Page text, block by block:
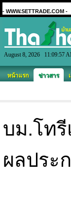
August 8, 2026 11:09:57
หน้าแรก ข่าวสาร
บม.โทรี
ผลประ